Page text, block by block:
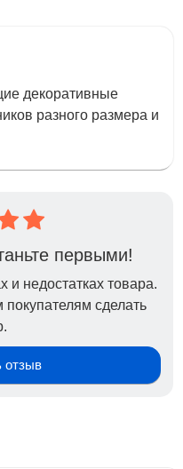
декоративные
разного размера и
первыми!
и недостатках товара.
сделать
отзыв